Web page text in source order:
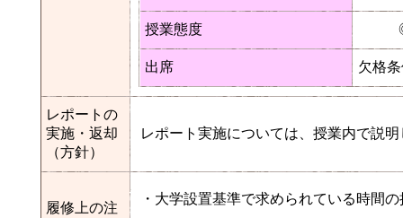
授業態度
出席 欠格
レポートの
実施・返却
（方針）
レポート実施については、授業内で説
履修上の注
・大学設置基準で求められている時間